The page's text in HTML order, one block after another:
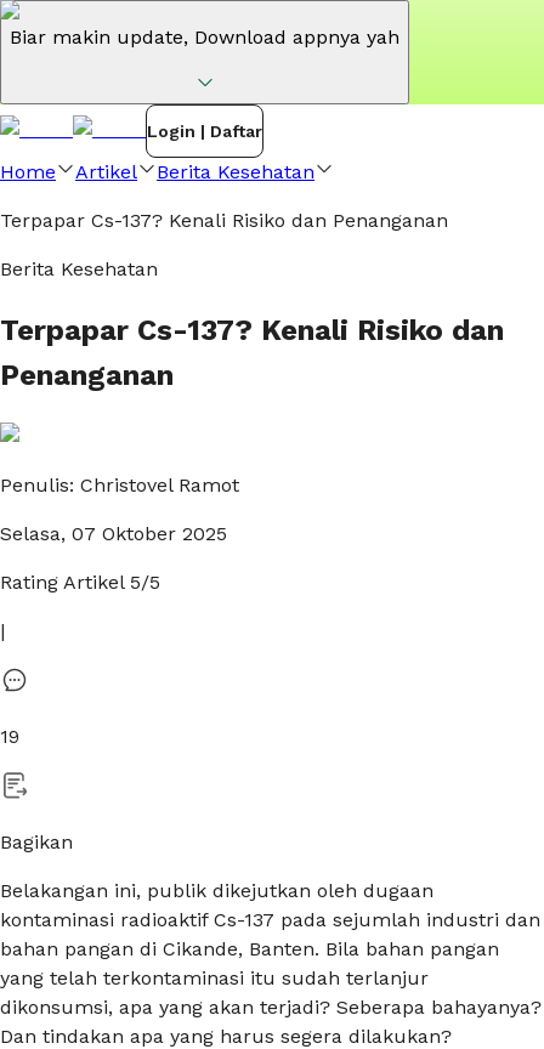
Biar makin update, Download appnya yah
Login | Daftar
Home Artikel Berita Kesehatan
Terpapar Cs-137? Kenali Risiko dan Penanganan
Berita Kesehatan
Terpapar Cs-137? Kenali Risiko dan
Penanganan
Penulis: Christovel Ramot
Selasa, 07 Oktober 2025
Rating Artikel 5/5
|
19
Bagikan
Belakangan ini, publik dikejutkan oleh dugaan
kontaminasi radioaktif Cs-137 pada sejumlah industri dan
bahan pangan di Cikande, Banten. Bila bahan pangan
yang telah terkontaminasi itu sudah terlanjur
dikonsumsi, apa yang akan terjadi? Seberapa bahayanya?
Dan tindakan apa yang harus segera dilakukan?